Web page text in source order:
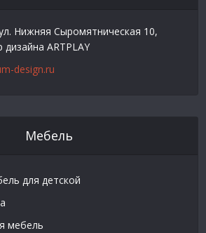
Нижняя Сыромятническая 10,
ARTPLAY
design.ru
Мебель
для детской
мебель